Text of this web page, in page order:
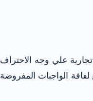
علي وجه الاحتراف
الواجبات المفروضة